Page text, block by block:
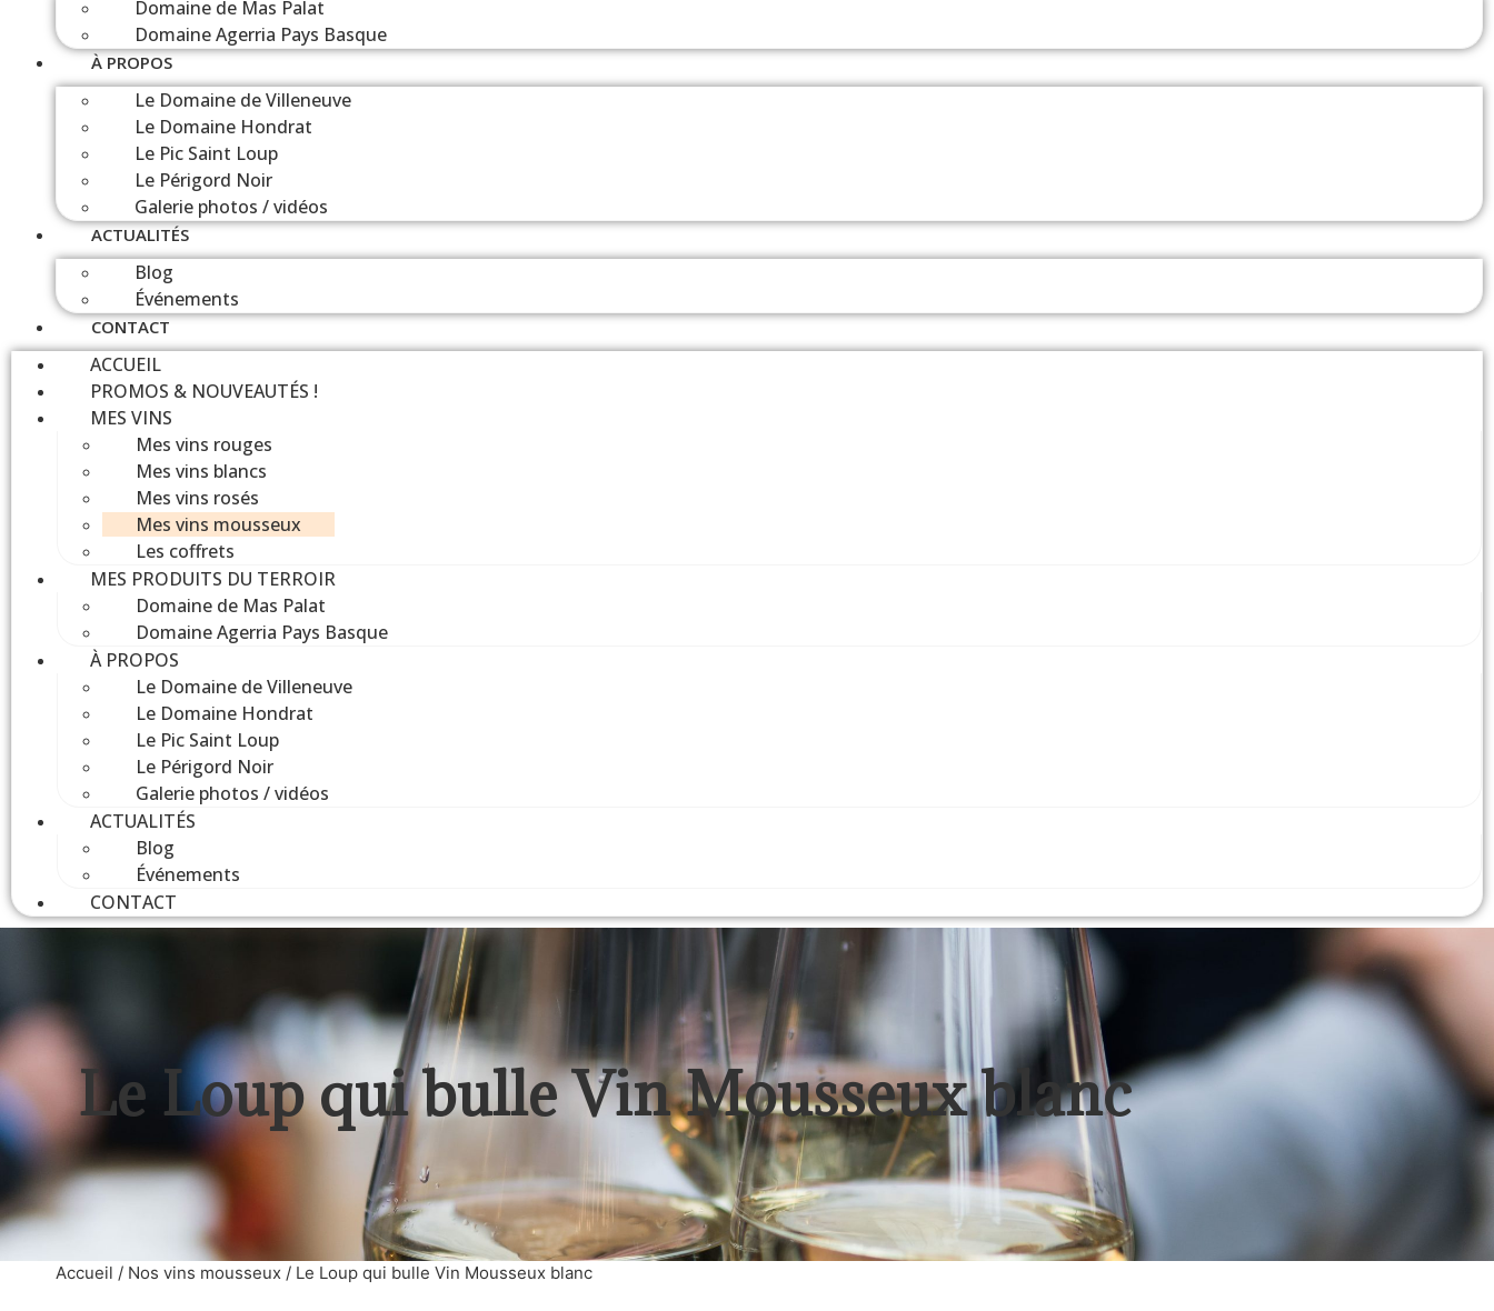
Domaine de Mas Palat
Domaine Agerria Pays Basque
À PROPOS
Le Domaine de Villeneuve
Le Domaine Hondrat
Le Pic Saint Loup
Le Périgord Noir
Galerie photos / vidéos
ACTUALITÉS
Blog
Événements
CONTACT
ACCUEIL
PROMOS & NOUVEAUTÉS !
MES VINS
Mes vins rouges
Mes vins blancs
Mes vins rosés
Mes vins mousseux
Les coffrets
MES PRODUITS DU TERROIR
Domaine de Mas Palat
Domaine Agerria Pays Basque
À PROPOS
Le Domaine de Villeneuve
Le Domaine Hondrat
Le Pic Saint Loup
Le Périgord Noir
Galerie photos / vidéos
ACTUALITÉS
Blog
Événements
CONTACT
Le Loup qui bulle Vin Mousseux blanc
Accueil / Nos vins mousseux / Le Loup qui bulle Vin Mousseux blanc